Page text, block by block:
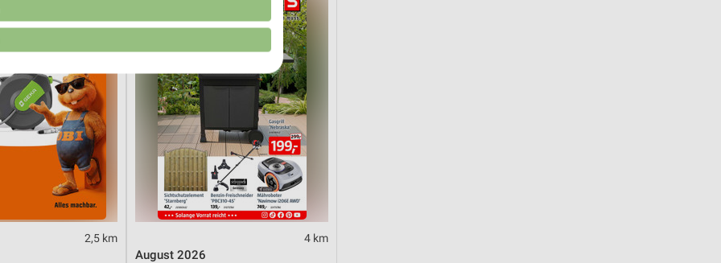
2,5 km 4 km
August 2026
Daten aus verschiedenen